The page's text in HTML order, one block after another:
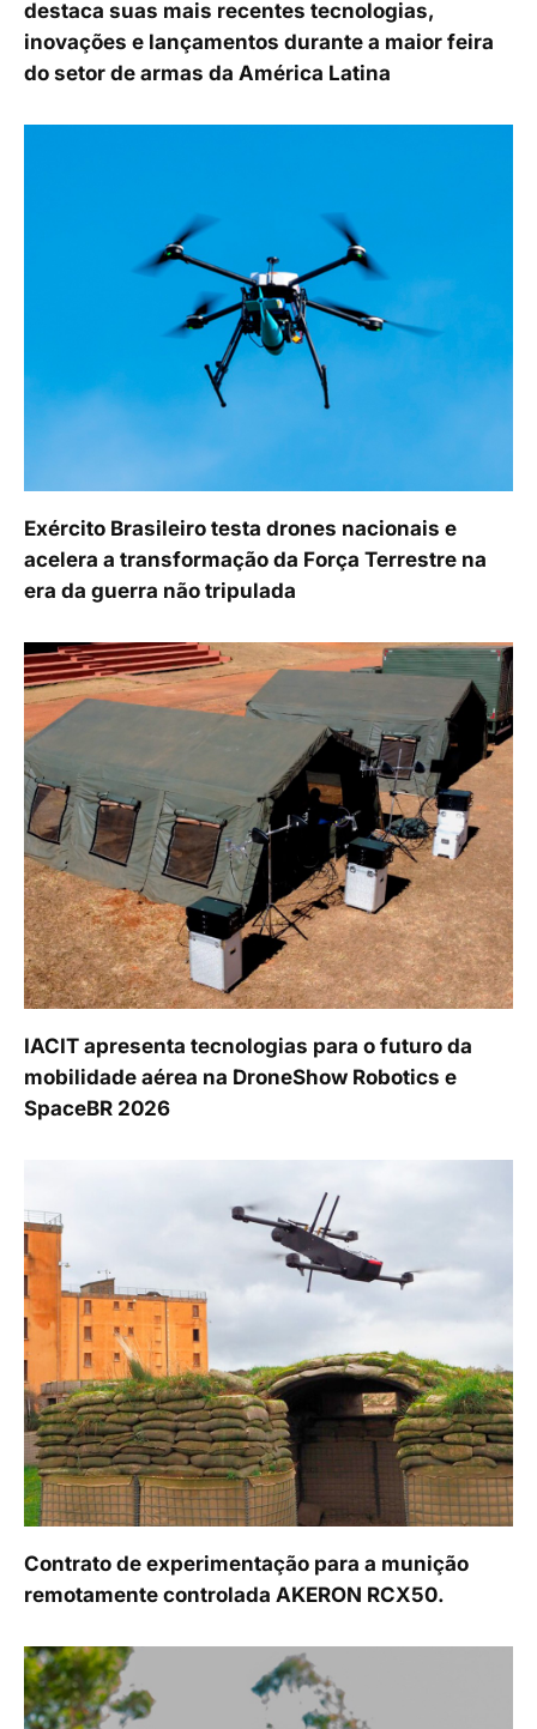
destaca suas mais recentes tecnologias,
inovações e lançamentos durante a maior feira
do setor de armas da América Latina
Exército Brasileiro testa drones nacionais e
acelera a transformação da Força Terrestre na
era da guerra não tripulada
IACIT apresenta tecnologias para o futuro da
mobilidade aérea na DroneShow Robotics e
SpaceBR 2026
Contrato de experimentação para a munição
remotamente controlada AKERON RCX50.